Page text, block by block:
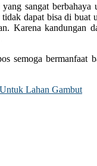
sangat
dapat bisa di
Karena kandungan
semoga bermanfaat
Lahan Gambut